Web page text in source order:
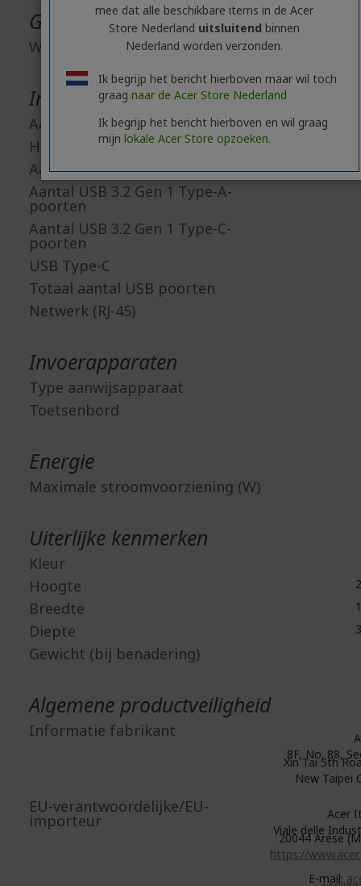
Geïntegreerde apparatuur
Webcam
Interfaces/Poorten
Aantal HDMI aansluitingen
HDMI
Aantal USB 2.0 poorten
Aantal USB 3.2 Gen 1 Type-A-
poorten
Aantal USB 3.2 Gen 1 Type-C-
poorten
USB Type-C
Totaal aantal USB poorten
Netwerk (RJ-45)
Invoerapparaten
Type aanwijsapparaat
Toetsenbord
Energie
Maximale stroomvoorziening (W)
Uiterlijke kenmerken
Kleur
Hoogte
Breedte
Diepte
Gewicht (bij benadering)
Algemene productveiligheid
Informatie fabrikant
8F, No. 88,
Xin Tai 5th
New Taipei
EU-verantwoordelijke/EU-
importeur
Acer
Viale delle
20044 Arese
https://
E-mail:
mee dat alle beschikbare items in de Acer
Store Nederland uitsluitend binnen
Nederland worden verzonden.
Ik begrijp het bericht hierboven maar wil toch
graag naar de Acer Store Nederland
Ik begrijp het bericht hierboven en wil graag
mijn lokale Acer Store opzoeken.